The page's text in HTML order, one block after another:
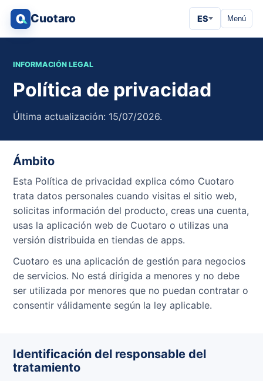
Cuotaro ES Menú
INFORMACIÓN LEGAL
Política de privacidad
Última actualización: 15/07/2026.
Ámbito
Esta Política de privacidad explica cómo Cuotaro
trata datos personales cuando visitas el sitio web,
solicitas información del producto, creas una cuenta,
usas la aplicación web de Cuotaro o utilizas una
versión distribuida en tiendas de apps.
Cuotaro es una aplicación de gestión para negocios
de servicios. No está dirigida a menores y no debe
ser utilizada por menores que no puedan contratar o
consentir válidamente según la ley aplicable.
Identificación del responsable del
tratamiento